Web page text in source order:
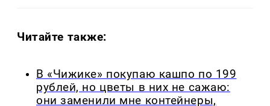
Читайте также:
В «Чижике» покупаю кашпо по 199
рублей, но цветы в них не сажаю:
они заменили мне контейнеры,